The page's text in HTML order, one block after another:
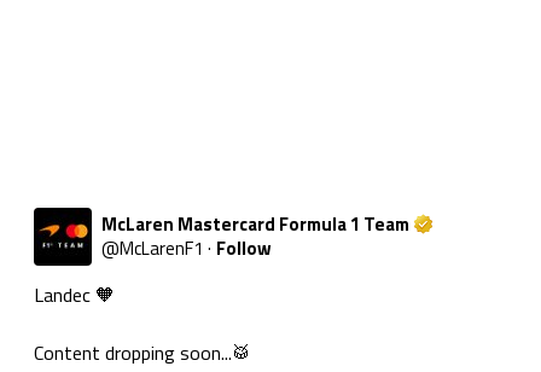
McLaren Mastercard Formula 1 Team
@McLarenF1 · Follow
Landec 🧡
Content dropping soon...🥁